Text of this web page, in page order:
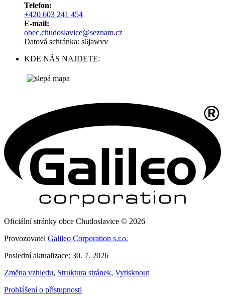
Telefon:
+420 603 241 454
E-mail:
obec.chudoslavice@seznam.cz
Datová schránka: s6jawvv
KDE NÁS NAJDETE:
Oficiální stránky obce Chudoslavice © 2026
Provozovatel Galileo Corporation s.r.o.
Poslední aktualizace: 30. 7. 2026
Změna vzhledu, Struktura stránek, Vytisknout
Prohlášení o přístupnosti